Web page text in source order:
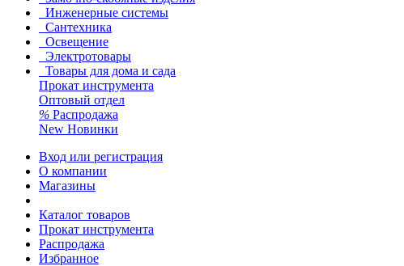
Инженерные системы
Сантехника
Освещение
Электротовары
Товары для дома и сада
Прокат инструмента
Оптовый отдел
% Распродажа
New Новинки
Вход или регистрация
О компании
Магазины
Каталог товаров
Прокат инструмента
Распродажа
Избранное